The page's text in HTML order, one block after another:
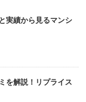
実績から見るマンシ
を解説！リプライス